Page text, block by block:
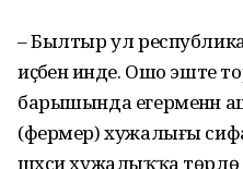
– Былтыр ул
иҫәбенә инде. Ошо
барышында егер­менән
(фермер) хужалығы
шәхси хужалыҡҡа төрлө